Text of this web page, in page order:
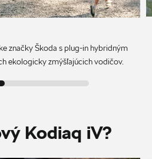
značky Škoda s plug-in hybridným
ekologicky zmýšľajúcich vodičov.
Kodiaq iV?